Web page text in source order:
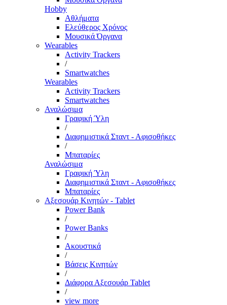
Hobby
Αθλήματα
Ελεύθερος Χρόνος
Μουσικά Όργανα
Wearables
Activity Trackers
/
Smartwatches
Wearables
Activity Trackers
Smartwatches
Αναλώσιμα
Γραφική Ύλη
/
Διαφημιστικά Σταντ - Αφισοθήκες
/
Μπαταρίες
Αναλώσιμα
Γραφική Ύλη
Διαφημιστικά Σταντ - Αφισοθήκες
Μπαταρίες
Αξεσουάρ Κινητών - Tablet
Power Bank
/
Power Banks
/
Ακουστικά
/
Βάσεις Κινητών
/
Διάφορα Αξεσουάρ Tablet
/
view more